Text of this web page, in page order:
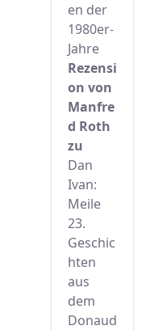
en der
1980er-
Jahre
Rezensi
on von
Manfre
d Roth
zu
Dan
Ivan:
Meile
23.
Geschic
hten
aus
dem
Donaud